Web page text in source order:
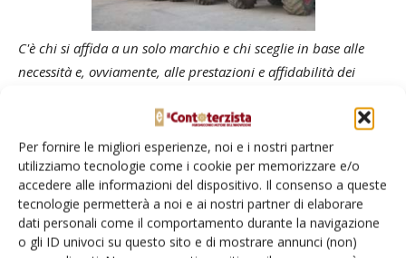
Per fornire le migliori esperienze, noi e i nostri partner
utilizziamo tecnologie come i cookie per memorizzare e/o
accedere alle informazioni del dispositivo. Il consenso a queste
tecnologie permetterà a noi e ai nostri partner di elaborare
dati personali come il comportamento durante la navigazione
o gli ID univoci su questo sito e di mostrare annunci (non)
C'è chi si affida a un solo marchio e chi sceglie in base alle
necessità e, ovviamente, alle prestazioni e affidabilità dei
categoria: nei suoi capannoni troviamo infatti principalmente
Fendt, ma anche John Deere, un Claas e, ultimo acquisto, due
Valtra serie T da 175 cavalli. «Avevamo già avuto un Valtra, un
T 191, e siccome ci siamo trovati bene abbiamo provato a
prendere due macchine della nuova serie». A far la parte del
leone è comunque il verde-rosso di Fendt: sei 720 e tre 716